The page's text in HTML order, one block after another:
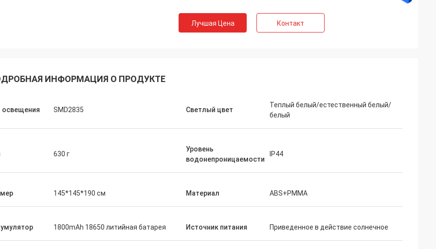
Ворота Findy
так много более легким из-за
знания, и
разнообразии проектов. Я
сокровище ваше
Лучшая Цена Контакт
ИНФОРМАЦИЯ О ПРОДУКТЕ
освещения SMD2835 Светлый цвет
Теплый белый/естественный белый/
белый
630 г
Уровень
водонепроницаемости
IP44
145*145*190 см Материал ABS+PMMA
1800mAh 18650 литийная батарея Источник питания Приведенное в действие солнечное